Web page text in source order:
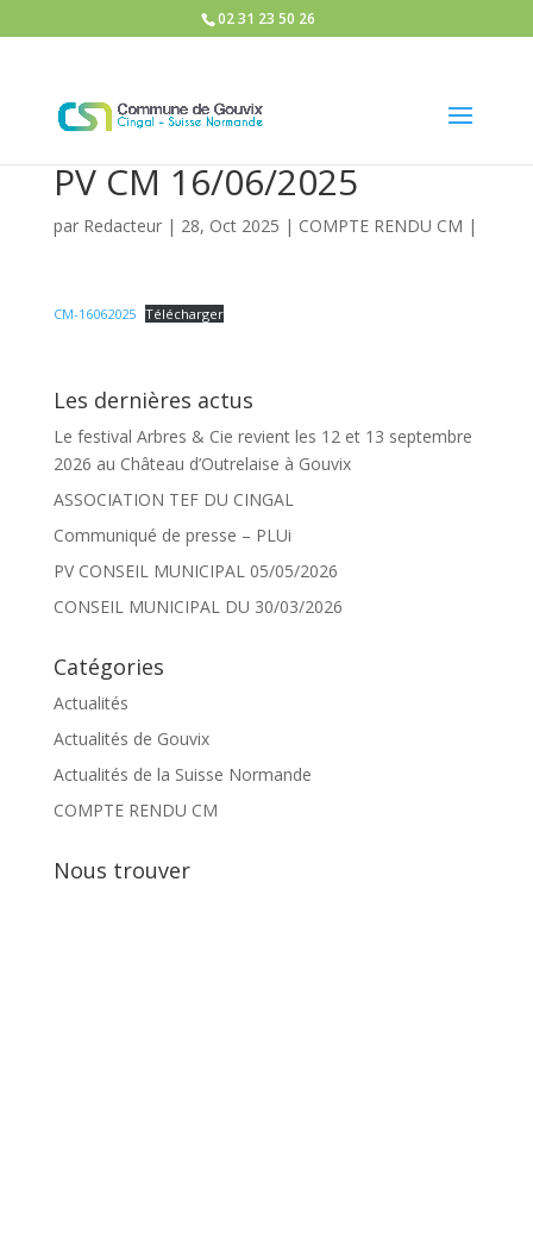
02 31 23 50 26
PV CM 16/06/2025
par Redacteur| 28, Oct 2025 | COMPTE RENDU CM |
CM-16062025 Télécharger
Les dernières actus
Le festival Arbres & Cie revient les 12 et 13 septembre
2026 au Château d’Outrelaise à Gouvix
ASSOCIATION TEF DU CINGAL
Communiqué de presse – PLUi
PV CONSEIL MUNICIPAL 05/05/2026
CONSEIL MUNICIPAL DU 30/03/2026
Catégories
Actualités
Actualités de Gouvix
Actualités de la Suisse Normande
COMPTE RENDU CM
Nous trouver